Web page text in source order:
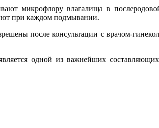
микрофлору влагалища в
при каждом подмывании.
после консультации с врачом-
одной из важнейших